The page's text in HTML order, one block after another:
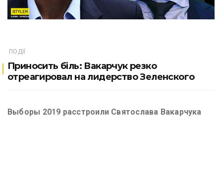
ПОДІЇ
Приносить біль: Вакарчук резко
отреагировал на лидерство Зеленского
Выборы 2019 расстроили Святослава Вакарчука